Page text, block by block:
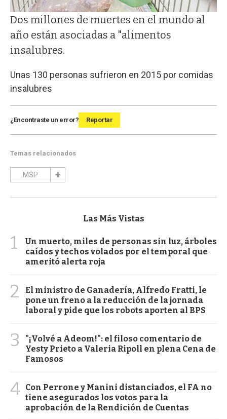
Dos millones de muertes en el mundo al
año están asociadas a "alimentos
insalubres.
Unas 130 personas sufrieron en 2015 por comidas
insalubres
¿Encontraste un error? Reportar
Temas relacionados
MSP
Las Más Vistas
1
Un muerto, miles de personas sin luz, árboles
caídos y techos volados por el temporal que
ameritó alerta roja
2
El ministro de Ganadería, Alfredo Fratti, le
pone un freno a la reducción de la jornada
laboral y pide que los robots aporten al BPS
3
"¡Volvé a Adeom!": el filoso comentario de
Yesty Prieto a Valeria Ripoll en plena Cena de
Famosos
4 Con Perrone y Manini distanciados, el FA no
tiene asegurados los votos para la
aprobación de la Rendición de Cuentas